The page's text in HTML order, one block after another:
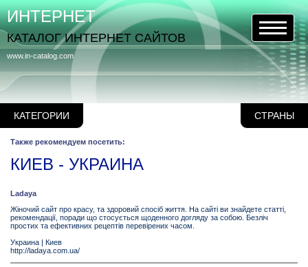
КАТЕГОРИИ СТРАНЫ
www.in-catalog.com
ИНТЕРНЕТ
КАТАЛОГ ИНТЕРНЕТ САЙТОВ
Также рекомендуем посетить:
КИЕВ - УКРАИНА
Ladaya
Жіночий сайт про красу, та здоровий спосіб життя. На сайті ви знайдете статті,
рекомендації, поради що стосується щоденного догляду за собою. Безліч
простих та ефективних рецептів перевірених часом.
Украина | Киев
http://ladaya.com.ua/